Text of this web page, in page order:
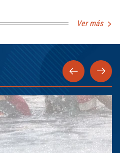
Ver más